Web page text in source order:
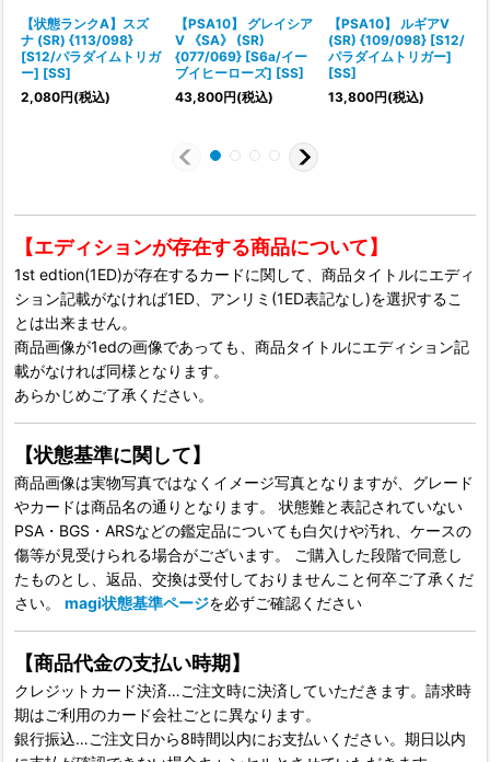
【状態ランクA】スズ
ナ (SR) {113/098}
[S12/パラダイムトリガ
ー] [SS]
2,080円(税込)
【PSA10】 グレイシア
V 《SA》 (SR)
{077/069} [S6a/イー
ブイヒーローズ] [SS]
43,800円(税込)
【PSA10】 ルギアV
(SR) {109/098} [S12/
パラダイムトリガー]
[SS]
13,800円(税込)
【エディションが存在する商品について】
1st edtion(1ED)が存在するカードに関して、商品タイトルにエディ
ション記載がなければ1ED、アンリミ(1ED表記なし)を選択するこ
とは出来ません。
商品画像が1edの画像であっても、商品タイトルにエディション記
載がなければ同様となります。
あらかじめご了承ください。
【状態基準に関して】
商品画像は実物写真ではなくイメージ写真となりますが、グレード
やカードは商品名の通りとなります。 状態難と表記されていない
PSA・BGS・ARSなどの鑑定品についても白欠けや汚れ、ケースの
傷等が見受けられる場合がございます。 ご購入した段階で同意し
たものとし、返品、交換は受付しておりませんこと何卒ご了承くだ
さい。 magi状態基準ページを必ずご確認ください
【商品代金の支払い時期】
クレジットカード決済…ご注文時に決済していただきます。請求時
期はご利用のカード会社ごとに異なります。
銀行振込…ご注文日から8時間以内にお支払いください。期日以内